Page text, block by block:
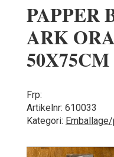
PAPPER
ARK
50X75CM
Frp:
Artikelnr: 610033
Kategori: